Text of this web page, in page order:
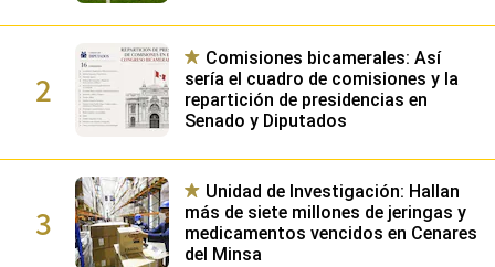
2
Comisiones bicamerales: Así
sería el cuadro de comisiones y la
repartición de presidencias en
Senado y Diputados
3
Unidad de Investigación: Hallan
más de siete millones de jeringas y
medicamentos vencidos en Cenares
del Minsa